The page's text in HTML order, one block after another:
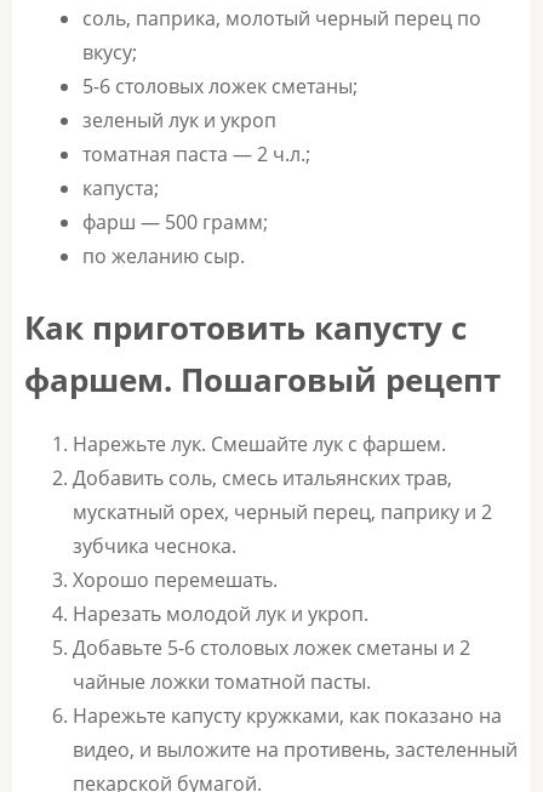
соль, паприка, молотый черный перец по
вкусу;
5-6 столовых ложек сметаны;
зеленый лук и укроп
томатная паста — 2 ч.л.;
капуста;
фарш — 500 грамм;
по желанию сыр.
Как приготовить капусту с
фаршем. Пошаговый рецепт
Нарежьте лук. Смешайте лук с фаршем.
Добавить соль, смесь итальянских трав,
мускатный орех, черный перец, паприку и 2
зубчика чеснока.
Хорошо перемешать.
Нарезать молодой лук и укроп.
Добавьте 5-6 столовых ложек сметаны и 2
чайные ложки томатной пасты.
Нарежьте капусту кружками, как показано на
видео, и выложите на противень, застеленный
пекарской бумагой.